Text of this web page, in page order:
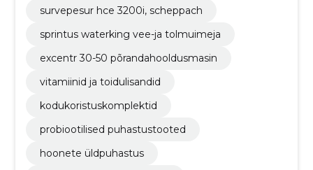
survepesur hce 3200i, scheppach
sprintus waterking vee-ja tolmuimeja
excentr 30-50 põrandahooldusmasin
vitamiinid ja toidulisandid
kodukoristuskomplektid
probiootilised puhastustooted
hoonete üldpuhastus